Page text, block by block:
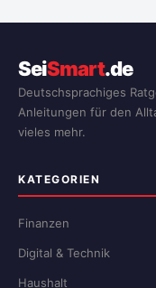
SeiSmart.de
Deutschsprachiges
Anleitungen für den
vieles mehr.
KATEGORIEN
Finanzen
Digital & Technik
Haushalt